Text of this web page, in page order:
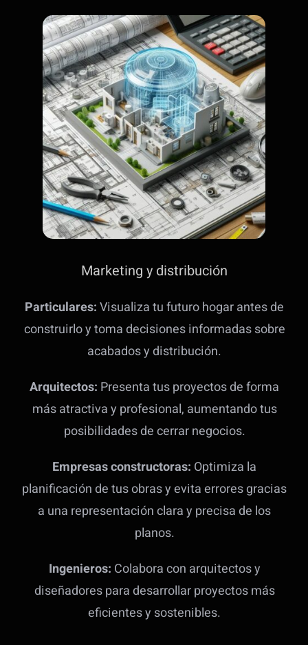
Marketing y distribución
Particulares:Visualiza tu futuro hogar antes de
construirlo y toma decisiones informadas sobre
acabados y distribución.
Arquitectos: Presenta tus proyectos de forma
más atractiva y profesional, aumentando tus
posibilidades de cerrar negocios.
Empresas constructoras: Optimiza la
planificación de tus obras y evita errores gracias
a una representación clara y precisa de los
planos.
Ingenieros: Colabora con arquitectos y
diseñadores para desarrollar proyectos más
eficientes y sostenibles.